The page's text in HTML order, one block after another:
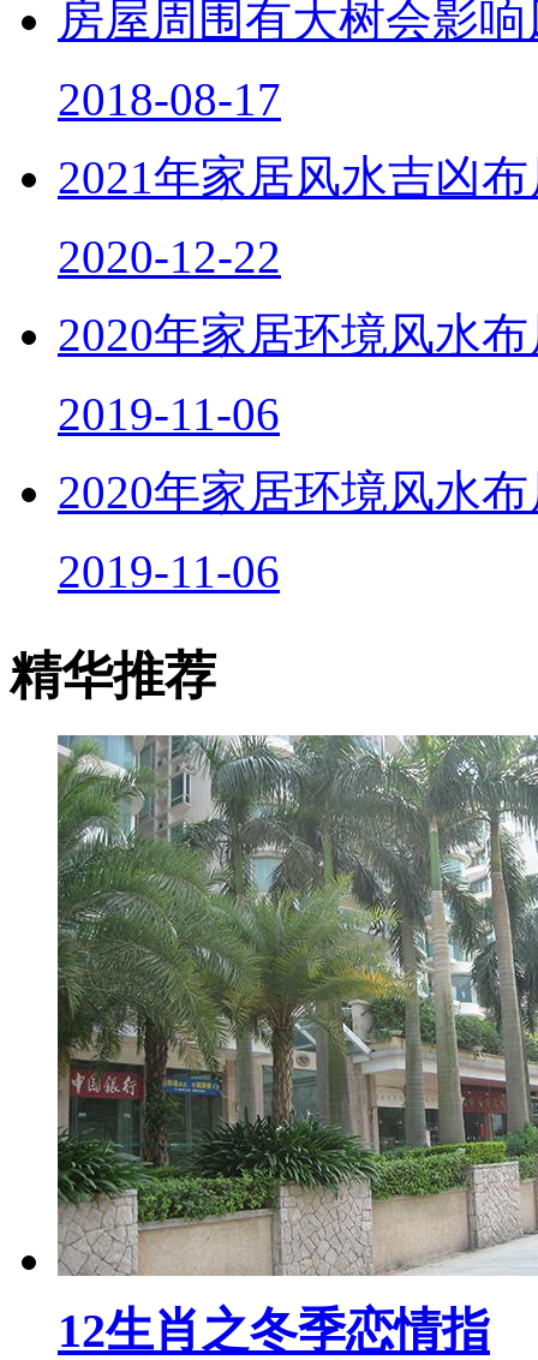
房屋周围有大树会影
2018-08-17
2021年家居风水吉凶
2020-12-22
2020年家居环境风水
2019-11-06
2020年家居环境风水
2019-11-06
精华推荐
12生肖之冬季恋情指